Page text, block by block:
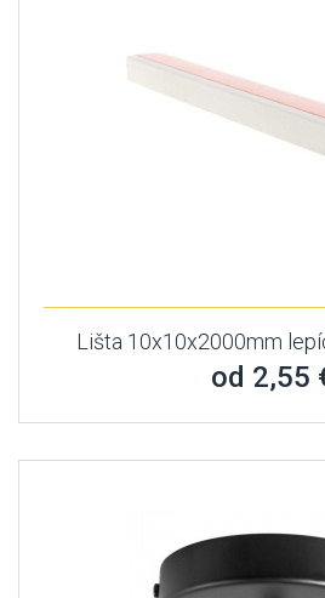
Lišta 10x10x2000mm
od 2,55